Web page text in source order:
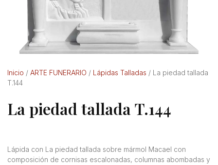
Inicio / ARTE FUNERARIO / Lápidas Talladas / La piedad tallada
T.144
La piedad tallada T.144
Lápida con La piedad tallada sobre mármol Macael con
composición de cornisas escalonadas, columnas abombadas y